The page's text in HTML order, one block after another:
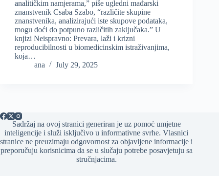
analitičkim namjerama,” piše ugledni mađarski
znanstvenik Csaba Szabo, “različite skupine
znanstvenika, analizirajući iste skupove podataka,
mogu doći do potpuno različitih zaključaka.” U
knjizi Neispravno: Prevara, laži i krizni
reproducibilnosti u biomedicinskim istraživanjima,
koja…
ana
July 29, 2025
Sadržaj na ovoj stranici generiran je uz pomoć umjetne
inteligencije i služi isključivo u informativne svrhe. Vlasnici
stranice ne preuzimaju odgovornost za objavljene informacije i
preporučuju korisnicima da se u slučaju potrebe posavjetuju sa
stručnjacima.